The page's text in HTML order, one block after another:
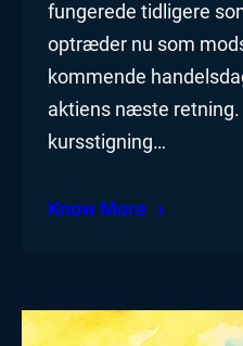
fungerede tidligere
optræder nu som
kommende
aktiens næste retning.
kursstigning…
Know More